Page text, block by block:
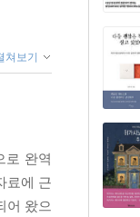
쳐보기
로 완역
료에 근
어 왔으